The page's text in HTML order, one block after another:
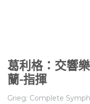
葛利格：交響
蘭-指揮
Grieg: Complete